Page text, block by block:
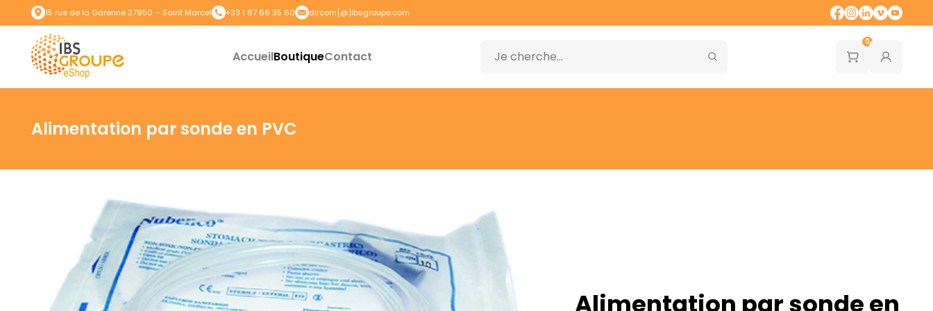
15 rue de la Garenne 27950 – Saint Marcel +33 1 87 66 35 60 dircom[@]ibsgroupe.com
AccueilBoutiqueContact
0
Alimentation par sonde en PVC
Alimentation par sonde en